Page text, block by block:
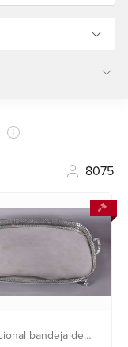
8075
bandeja de